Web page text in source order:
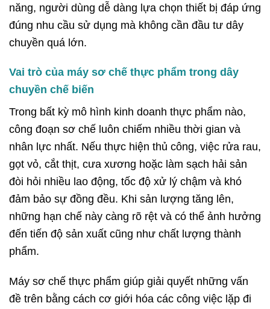
năng, người dùng dễ dàng lựa chọn thiết bị đáp ứng
đúng nhu cầu sử dụng mà không cần đầu tư dây
chuyền quá lớn.
Vai trò của máy sơ chế thực phẩm trong dây
chuyền chế biến
Trong bất kỳ mô hình kinh doanh thực phẩm nào,
công đoạn sơ chế luôn chiếm nhiều thời gian và
nhân lực nhất. Nếu thực hiện thủ công, việc rửa rau,
gọt vỏ, cắt thịt, cưa xương hoặc làm sạch hải sản
đòi hỏi nhiều lao động, tốc độ xử lý chậm và khó
đảm bảo sự đồng đều. Khi sản lượng tăng lên,
những hạn chế này càng rõ rệt và có thể ảnh hưởng
đến tiến độ sản xuất cũng như chất lượng thành
phẩm.
Máy sơ chế thực phẩm giúp giải quyết những vấn
đề trên bằng cách cơ giới hóa các công việc lặp đi